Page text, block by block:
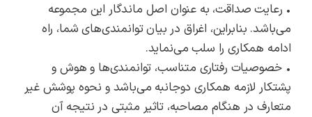
• رعایت صداقت، به عنوان اصل ماندگار این مجموعه
می‌باشد. بنابراین، اغراق در بیان توانمندی‌های شما، راه
ادامه همکاری را سلب می‌نماید.
• خصوصیات رفتاری متناسب، توانمندی‌ها و هوش و
پشتکار لازمه همکاری دوجانبه می‌باشد و نحوه پوشش غیر
متعارف در هنگام مصاحبه، تاثیر مثبتی در نتیجه آن